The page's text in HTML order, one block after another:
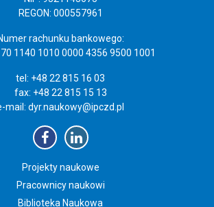
REGON: 000557961
rachunku bankowego:
1140 1010 0000 4356 9500 1001
tel: +48 22 815 16 03
fax: +48 22 815 15 13
mail: dyr.naukowy@ipczd.pl
Projekty naukowe
Pracownicy naukowi
Biblioteka Naukowa